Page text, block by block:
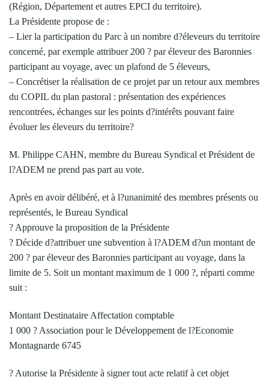
(Région, Département et autres EPCI du territoire).
La Présidente propose de :
– Lier la participation du Parc à un nombre d?éleveurs du territoire
concerné, par exemple attribuer 200 ? par éleveur des Baronnies
participant au voyage, avec un plafond de 5 éleveurs,
– Concrétiser la réalisation de ce projet par un retour aux membres
du COPIL du plan pastoral : présentation des expériences
rencontrées, échanges sur les points d?intérêts pouvant faire
évoluer les éleveurs du territoire?
M. Philippe CAHN, membre du Bureau Syndical et Président de
l?ADEM ne prend pas part au vote.
Après en avoir délibéré, et à l?unanimité des membres présents ou
représentés, le Bureau Syndical
? Approuve la proposition de la Présidente
? Décide d?attribuer une subvention à l?ADEM d?un montant de
200 ? par éleveur des Baronnies participant au voyage, dans la
limite de 5. Soit un montant maximum de 1 000 ?, réparti comme
suit :
Montant Destinataire Affectation comptable
1 000 ? Association pour le Développement de l?Economie
Montagnarde 6745
? Autorise la Présidente à signer tout acte relatif à cet objet